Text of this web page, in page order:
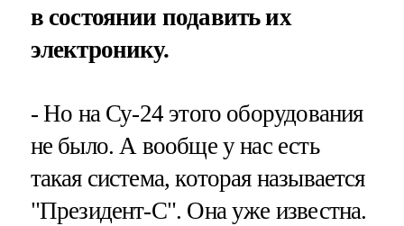
в состоянии подавить их
электронику.
- Но на Су-24 этого оборудования
не было. А вообще у нас есть
такая система, которая называется
"Президент-С". Она уже известна.